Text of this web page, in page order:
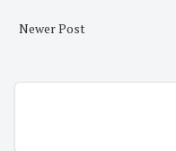
Newer Post